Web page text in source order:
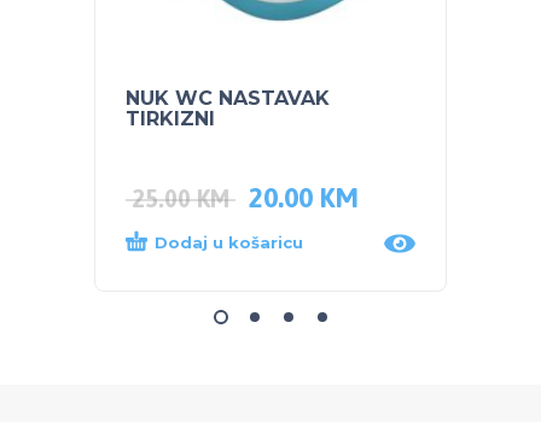
NUK WC NASTAVAK
TIRKIZNI
25.00KM 20.00 KM
Dodaj u košaricu